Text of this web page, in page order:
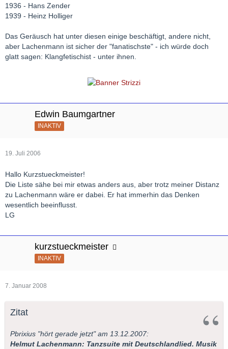
1936 - Hans Zender
1939 - Heinz Holliger
Das Geräusch hat unter diesen einige beschäftigt, andere nicht,
aber Lachenmann ist sicher der "fanatischste" - ich würde doch
glatt sagen: Klangfetischist - unter ihnen.
Edwin Baumgartner
INAKTIV
19. Juli 2006
Hallo Kurzstueckmeister!
Die Liste sähe bei mir etwas anders aus, aber trotz meiner Distanz
zu Lachenmann wäre er dabei. Er hat immerhin das Denken
wesentlich beeinflusst.
LG
kurzstueckmeister
INAKTIV
7. Januar 2008
Zitat
Pbrixius "hört gerade jetzt" am 13.12.2007:
Helmut Lachenmann: Tanzsuite mit Deutschlandlied. Musik